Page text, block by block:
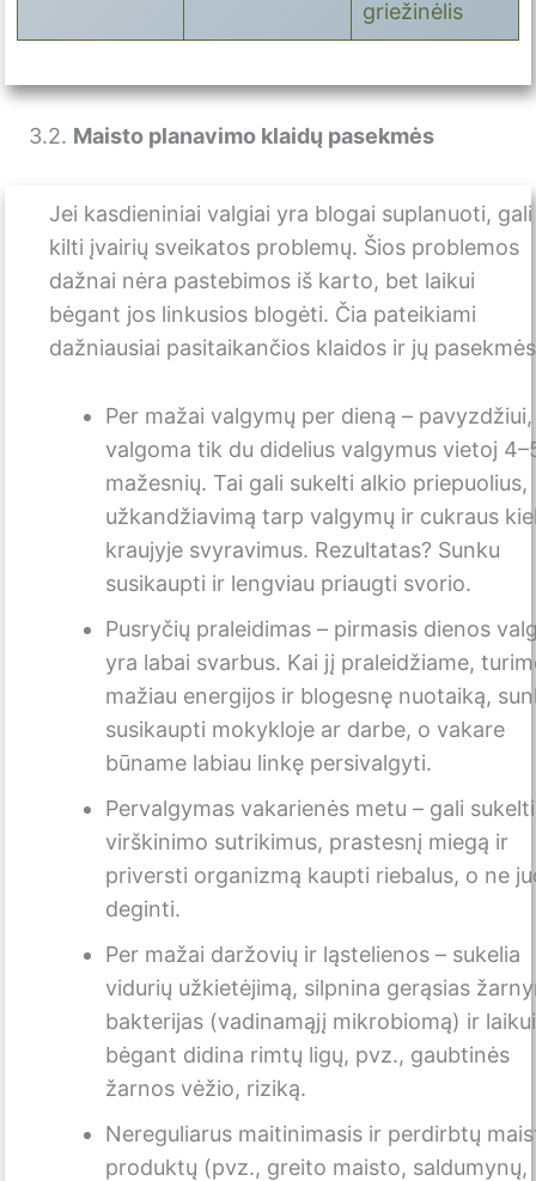
griežinėlis
3.2. Maisto planavimo klaidų pasekmės
Jei kasdieniniai valgiai yra blogai suplanuoti, gali
kilti įvairių sveikatos problemų. Šios problemos
dažnai nėra pastebimos iš karto, bet laikui
bėgant jos linkusios blogėti. Čia pateikiami
dažniausiai pasitaikančios klaidos ir jų
Per mažai valgymų per dieną – pavyzdžiui,
valgoma tik du didelius valgymus vietoj
mažesnių. Tai gali sukelti alkio priepuolius,
užkandžiavimą tarp valgymų ir cukraus
kraujyje svyravimus. Rezultatas? Sunku
susikaupti ir lengviau priaugti svorio.
Pusryčių praleidimas – pirmasis dienos
yra labai svarbus. Kai jį praleidžiame,
mažiau energijos ir blogesnę nuotaiką,
susikaupti mokykloje ar darbe, o vakare
būname labiau linkę persivalgyti.
Pervalgymas vakarienės metu – gali sukelti
virškinimo sutrikimus, prastesnį miegą ir
priversti organizmą kaupti riebalus, o ne
deginti.
Per mažai daržovių ir ląstelienos – sukelia
vidurių užkietėjimą, silpnina gerąsias
bakterijas (vadinamąjį mikrobiomą) ir laikui
bėgant didina rimtų ligų, pvz., gaubtinės
žarnos vėžio, riziką.
Nereguliarus maitinimasis ir perdirbtų
produktų (pvz., greito maisto, saldumynų,